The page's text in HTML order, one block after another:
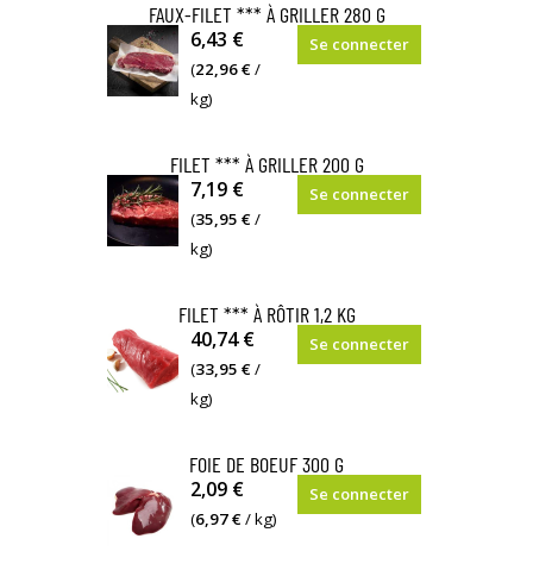
FAUX-FILET *** À GRILLER 280 G
6,43 €
(22,96 €/
kg)
Se connecter
FILET *** À GRILLER 200 G
7,19 €
(35,95 €/
kg)
Se connecter
FILET *** À RÔTIR 1,2 KG
40,74 €
(33,95 €/
kg)
Se connecter
FOIE DE BOEUF 300 G
2,09 €
(6,97 €/ kg)
Se connecter